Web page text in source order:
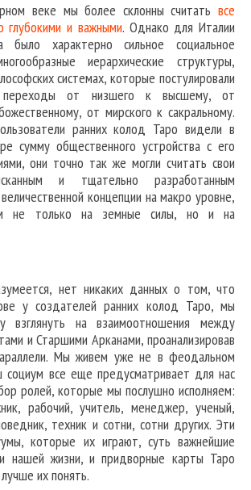
веке мы более склонны считать все
глубокими и важными. Однако для Италии
было характерно сильное социальное
иерархические структуры,
системах, которые постулировали
переходы от низшего к высшему, от
от мирского к сакральному.
ранних колод Таро видели в
сумму общественного устройства с его
они точно так же могли считать свои
и тщательно разработанным
концепции на макро уровне,
не только на земные силы, но и на
нет никаких данных о том, что
у создателей ранних колод Таро, мы
взглянуть на взаимоотношения между
и Старшими Арканами, проанализировав
Мы живем уже не в феодальном
все еще предусматривает для нас
ролей, которые мы послушно исполняем:
рабочий, учитель, менеджер, ученый,
техник и сотни, сотни других. Эти
которые их играют, суть важнейшие
нашей жизни, и придворные карты Таро
их понять.